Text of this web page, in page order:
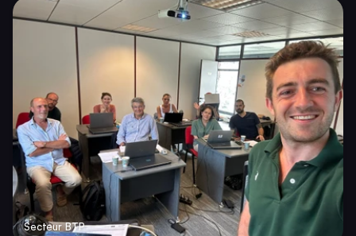
Secteur BTP